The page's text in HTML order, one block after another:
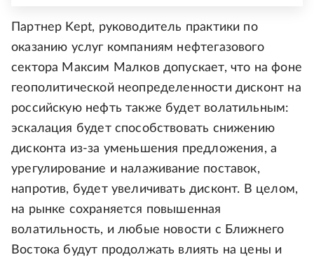
Партнер Kept, руководитель практики по
оказанию услуг компаниям нефтегазового
сектора Максим Малков допускает, что на фоне
геополитической неопределенности дисконт на
российскую нефть также будет волатильным:
эскалация будет способствовать снижению
дисконта из-за уменьшения предложения, а
урегулирование и налаживание поставок,
напротив, будет увеличивать дисконт. В целом,
на рынке сохраняется повышенная
волатильность, и любые новости с Ближнего
Востока будут продолжать влиять на цены и